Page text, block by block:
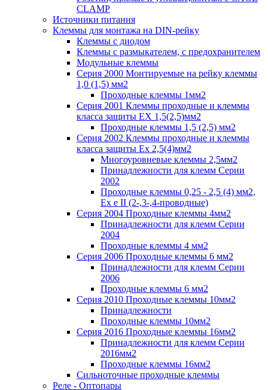
CLAMP
Источники питания
Клеммы для монтажа на DIN-рейку
Клеммы с диодом
Клеммы с размыкателем, с предохранителем
Модульные клеммы
Серия 2000 Монтируемые на рейку клеммы
1,0 (1,5) мм2
Проходные клеммы 1мм2
Серия 2001 Клеммы проходные и клеммы
класса защиты EX 1,5(2,5)мм2
Проходные клеммы 1,5 (2,5) мм2
Серия 2002 Клеммы проходные и клеммы
класса защиты Ex 2,5(4)мм2
Многоуровневые клеммы 2,5мм2
Принадлежности для клемм Серии
2002
Проходные клеммы 0,25 - 2,5 (4) мм2,
Ex e II (2-,3-,4-проводные)
Серия 2004 Проходные клеммы 4мм2
Принадлежности для клемм Серии
2004
Проходные клеммы 4 мм2
Серия 2006 Проходные клеммы 6 мм2
Принадлежности для клемм Серии
2006
Проходные клеммы 6 мм2
Серия 2010 Проходные клеммы 10мм2
Принадлежности
Проходные клеммы 10мм2
Серия 2016 Проходные клеммы 16мм2
Принадлежности для клемм Серии
2016мм2
Проходные клеммы 16мм2
Сильноточные проходные клеммы
Реле - Оптопары